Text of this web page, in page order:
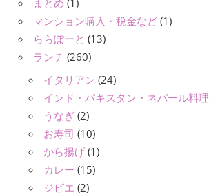
マンション購入・税金など (1)
ららぽーと (13)
ランチ (260)
イタリアン (24)
インド・パキスタン・ネパール料理
うなぎ (2)
お寿司 (10)
から揚げ (1)
カレー (15)
ジビエ (2)